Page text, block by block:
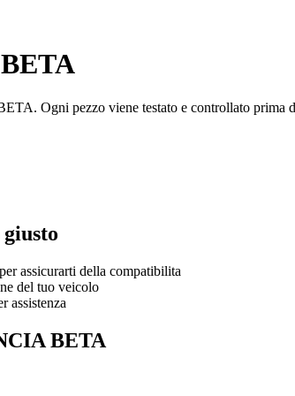
BETA
. Ogni pezzo viene testato e controllato prima
assicurarti della compatibilita
del tuo veicolo
assistenza
BETA